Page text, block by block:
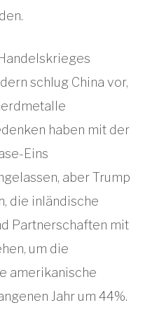
schlug China vor,
haben mit der
Eins
aber Trump
die inländische
Partnerschaften mit
um die
amerikanische
Jahr um 44%.